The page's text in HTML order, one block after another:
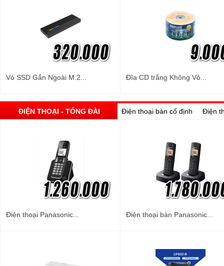
Vỏ SSD Gắn Ngoài M.2... Đĩa CD trắng Không Vỏ...
ĐIỆN THOẠI - TỔNG ĐÀI Điện thoại bàn cố định Điện
Điện thoại Panasonic... Điện thoại bàn Panasonic...